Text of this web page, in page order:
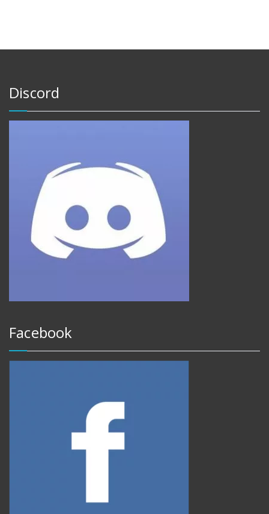
Discord
Facebook